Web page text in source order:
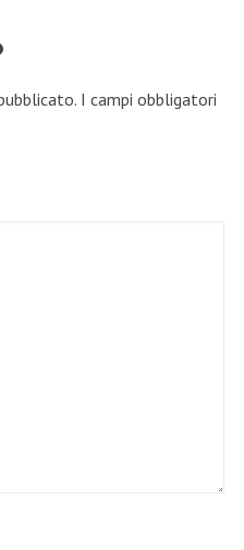
I campi obbligatori